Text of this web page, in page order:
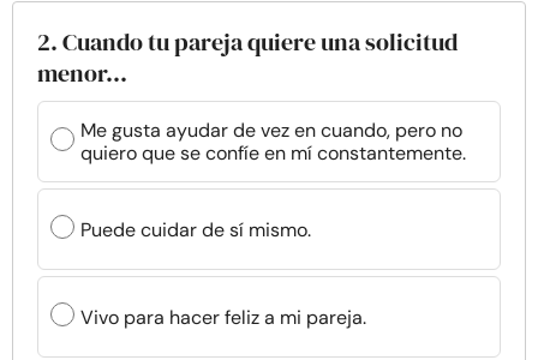
2. Cuando tu pareja quiere una solicitud
menor...
Me gusta ayudar de vez en cuando, pero no
quiero que se confíe en mí constantemente.
Puede cuidar de sí mismo.
Vivo para hacer feliz a mi pareja.